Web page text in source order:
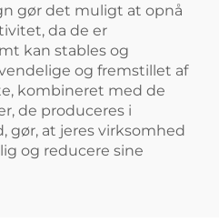
gør det muligt at opnå
da de er
kan stables og
og fremstillet af
kombineret med de
de produceres i
gør, at jeres virksomhed
og reducere sine